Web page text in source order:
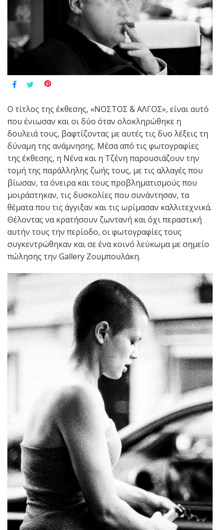
Ο τίτλος της έκθεσης, «ΝΟΣΤΟΣ & ΑΛΓΟΣ», είναι αυτό
που ένιωσαν και οι δύο όταν ολοκληρώθηκε η
δουλειά τους, βαφτίζοντας με αυτές τις δυο λέξεις τη
δύναμη της ανάμνησης. Μέσα από τις φωτογραφίες
της έκθεσης, η Νένα και η Τζένη παρουσιάζουν την
τομή της παράλληλης ζωής τους, με τις αλλαγές που
βίωσαν, τα όνειρα και τους προβληματισμούς που
μοιράστηκαν, τις δυσκολίες που συνάντησαν, τα
θέματα που τις άγγιξαν και τις ωρίμασαν καλλιτεχνικά.
Θέλοντας να κρατήσουν ζωντανή και όχι περαστική
αυτήν τους την περίοδο, οι φωτογραφίες τους
συγκεντρώθηκαν και σε ένα κοινό λεύκωμα με σημείο
πώλησης την Gallery Ζουμπουλάκη.